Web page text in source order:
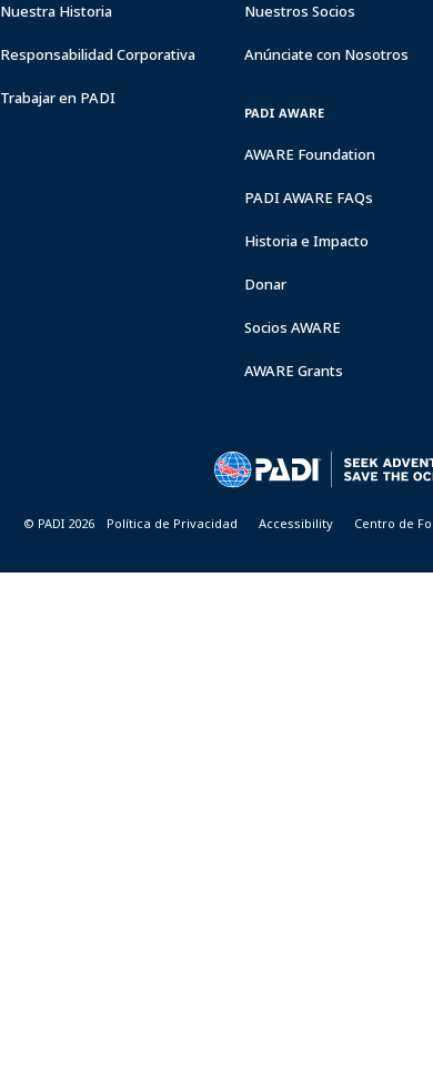
Nuestra Historia
Responsabilidad Corporativa
Trabajar en PADI
Nuestros Socios
Anúnciate con Nosotros
PADI AWARE
AWARE Foundation
PADI AWARE FAQs
Historia e Impacto
Donar
Socios AWARE
AWARE Grants
© PADI 2026 Política de Privacidad Accessibility Centro de